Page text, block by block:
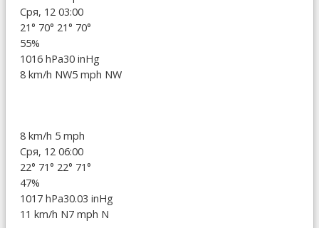
Сря, 12 03:00
21° 70° 21° 70°
55%
1016 hPa30 inHg
8 km/h NW5 mph NW
8 km/h 5 mph
Сря, 12 06:00
22° 71° 22° 71°
47%
1017 hPa30.03 inHg
11 km/h N7 mph N